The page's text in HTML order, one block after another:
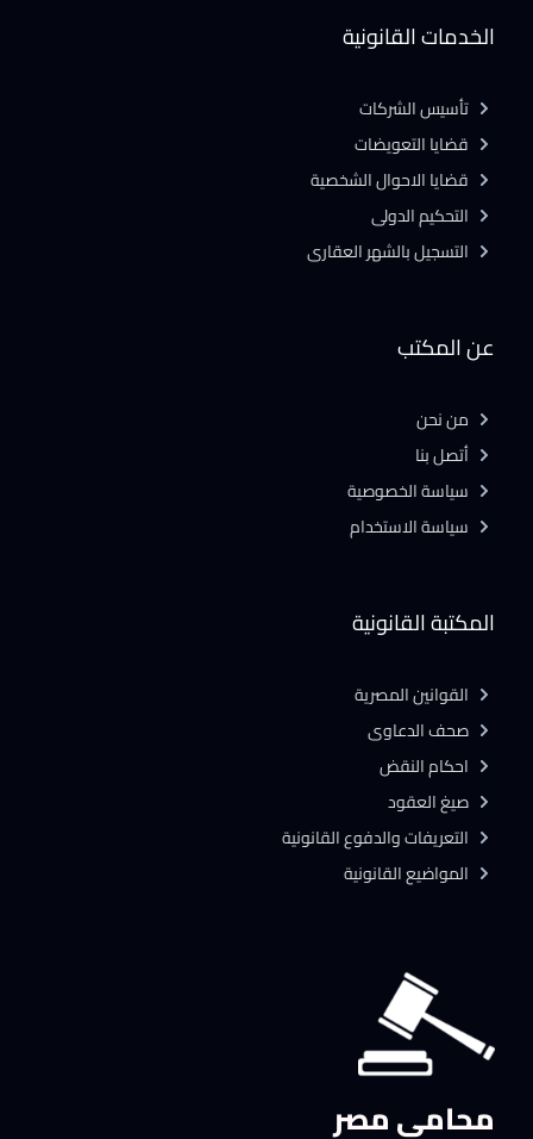
محامي مصر
المكتبة القانونية
القوانين المصرية
صحف الدعاوى
احكام النقض
صيغ العقود
التعريفات والدفوع القانونية
المواضيع القانونية
عن المكتب
من نحن
أتصل بنا
سياسة الخصوصية
سياسة الاستخدام
الخدمات القانونية
تأسيس الشركات
قضايا التعويضات
قضايا الاحوال الشخصية
التحكيم الدولى
التسجيل بالشهر العقارى